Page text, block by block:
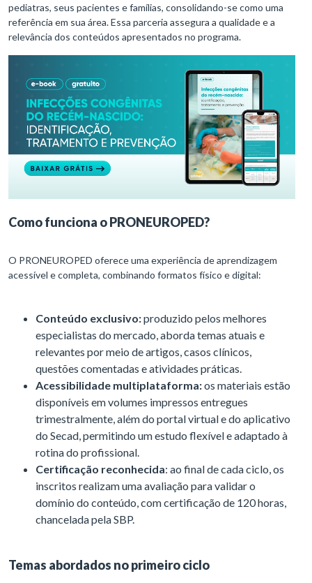
pediatras, seus pacientes e famílias, consolidando-se como uma
referência em sua área. Essa parceria assegura a qualidade e a
relevância dos conteúdos apresentados no programa.
Como funciona o PRONEUROPED?
O PRONEUROPED oferece uma experiência de aprendizagem
acessível e completa, combinando formatos físico e digital:
Conteúdo exclusivo:produzido pelos melhores
especialistas do mercado, aborda temas atuais e
relevantes por meio de artigos, casos clínicos,
questões comentadas e atividades práticas.
Acessibilidade multiplataforma:os materiais estão
disponíveis em volumes impressos entregues
trimestralmente, além do portal virtual e do aplicativo
do Secad, permitindo um estudo flexível e adaptado à
rotina do profissional.
Certificação reconhecida: ao final de cada ciclo, os
inscritos realizam uma avaliação para validar o
domínio do conteúdo, com certificação de 120 horas,
chancelada pela SBP.
Temas abordados no primeiro ciclo